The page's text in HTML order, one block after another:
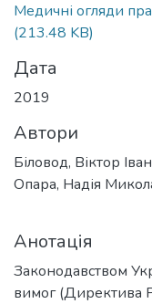
Медичні огляди
(213.48 KB)
Дата
2019
Автори
Біловод, Віктор
Опара, Надія
Анотація
Законодавством
вимог (Директива